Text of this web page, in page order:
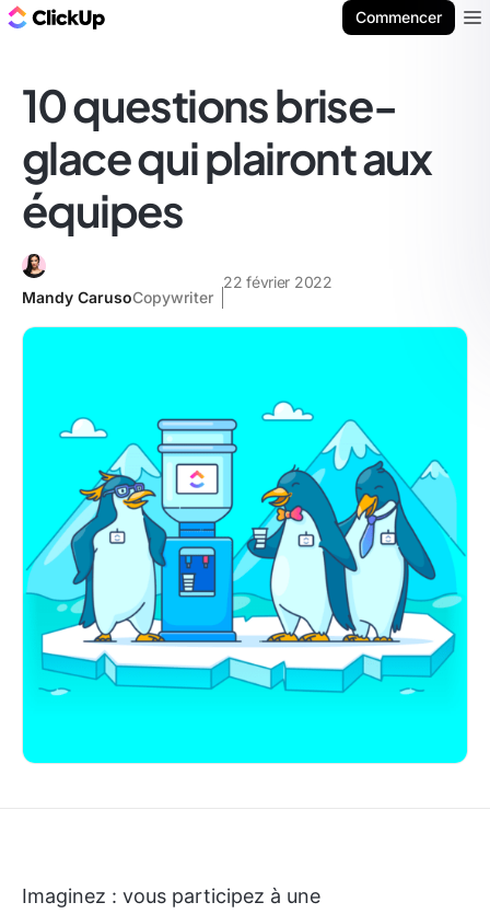
Commencer
10 questions brise-
glace qui plairont aux
équipes
Mandy CarusoCopywriter
22 février 2022
Imaginez : vous participez à une